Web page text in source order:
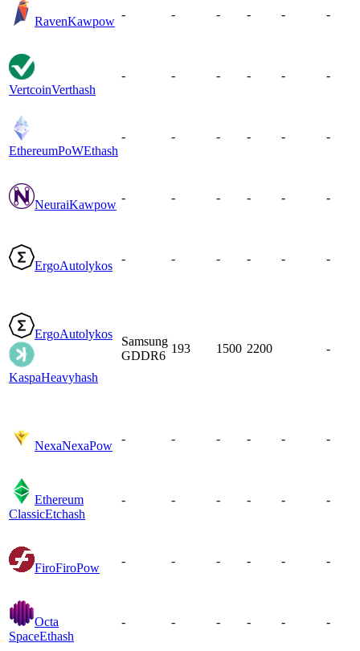
RavenKawpow
- - - - - -
VertcoinVerthash
- - - - - -
EthereumPoWEthash
- - - - - -
NeuraiKawpow
- - - - - -
ErgoAutolykos
- - - - - -
ErgoAutolykos
KaspaHeavyhash
Samsung
GDDR6
193 1500 2200 -
NexaNexaPow
- - - - - -
Ethereum
ClassicEtchash
- - - - - -
FiroFiroPow
- - - - - -
Octa
SpaceEthash
- - - - - -